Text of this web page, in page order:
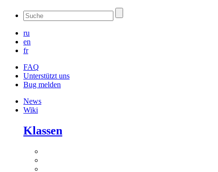
ru
en
fr
FAQ
Unterstützt uns
Bug melden
News
Wiki
Klassen